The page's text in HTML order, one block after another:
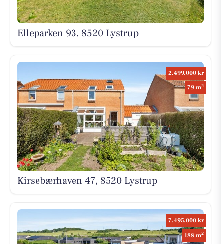
Elleparken 93, 8520 Lystrup
2.499.000 kr
79 m2
Kirsebærhaven 47, 8520 Lystrup
7.495.000 kr
188 m2